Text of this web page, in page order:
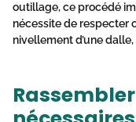
outillage, ce procédé
nécessite de respecter
nivellement d’une